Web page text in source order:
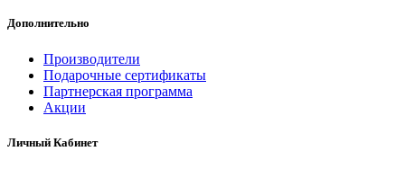
Дополнительно
Производители
Подарочные сертификаты
Партнерская программа
Акции
Личный Кабинет